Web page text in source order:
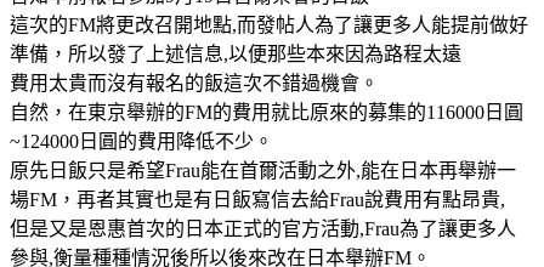
這次的FM將更改召開地點,而發帖人為了讓更多人能提前做好
準備，所以發了上述信息,以便那些本來因為路程太遠
費用太貴而沒有報名的飯這次不錯過機會。
自然，在東京舉辦的FM的費用就比原來的募集的116000日圓
~124000日圓的費用降低不少。
原先日飯只是希望Frau能在首爾活動之外,能在日本再舉辦一
場FM，再者其實也是有日飯寫信去給Frau說費用有點昂貴,
但是又是恩惠首次的日本正式的官方活動,Frau為了讓更多人
參與,衡量種種情況後所以後來改在日本舉辦FM。